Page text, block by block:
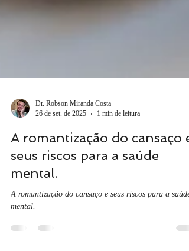
26 de set. de 2025
1 min de leitura
A romantização do cansaço e
seus riscos para a saúde
mental.
mental.